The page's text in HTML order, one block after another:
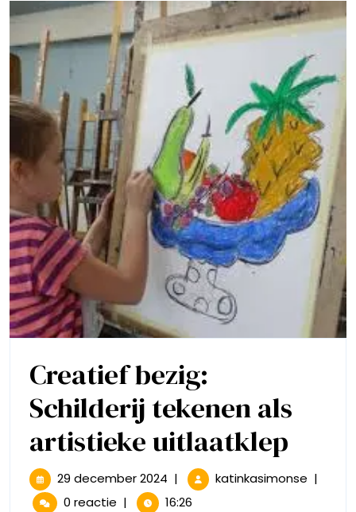
Creatief bezig:
Schilderij tekenen als
artistieke uitlaatklep
29 december 2024 29
december
| katinkasimonse Creatief
|
0 reactie | 16:26